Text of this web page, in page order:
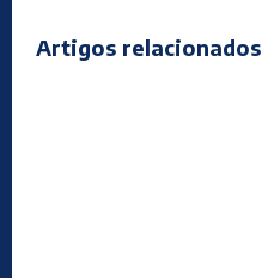
Artigos relacionados